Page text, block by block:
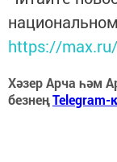
https://
Хәзер Арча һәм
безнеңTelegram-